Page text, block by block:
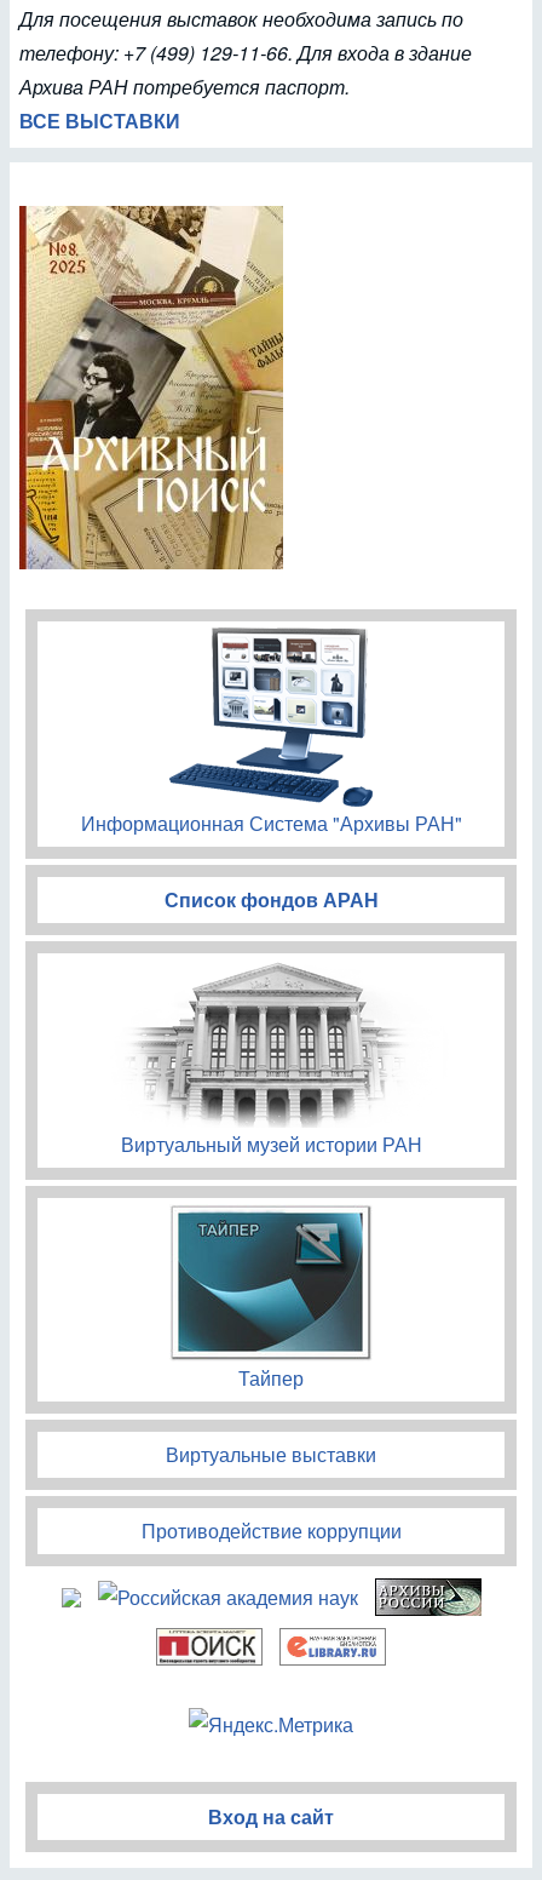
Для посещения выставок необходима запись по
телефону: +7 (499) 129-11-66. Для входа в здание
Архива РАН потребуется паспорт.
ВСЕ ВЫСТАВКИ
Информационная Система "Архивы РАН"
Список фондов АРАН
Виртуальный музей истории РАН
Тайпер
Виртуальные выставки
Противодействие коррупции
Вход на сайт